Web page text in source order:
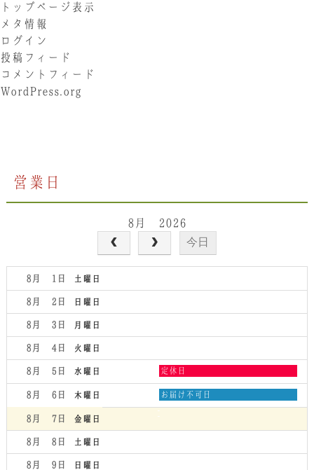
トップページ表示
メタ情報
ログイン
投稿フィード
コメントフィード
WordPress.org
営業日
8月 2026
今日
土曜日
8月 1
日曜日
8月 2
月曜日
8月 3
火曜日
8月 4
水曜日
8月 5
水
日,
8
2026
定休日
木曜日
8月 6
木
2026
お届け不可日
金曜日
8月 7
土曜日
8月 8
日曜日
8月 9